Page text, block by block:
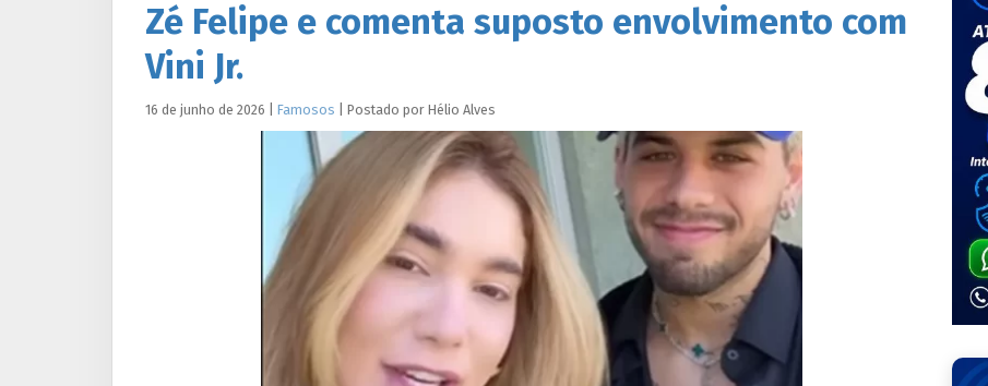
Zé Felipe e comenta suposto envolvimento com
Vini Jr.
16 de junho de 2026 Famosos Postado por Hélio Alves